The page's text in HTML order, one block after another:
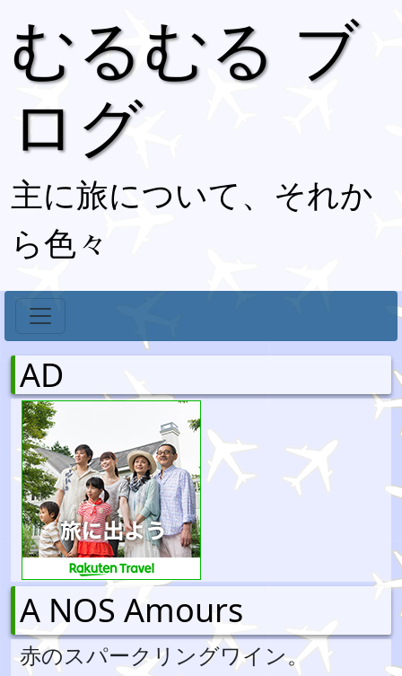
むるむる ブ
ログ
主に旅について、それか
ら色々
AD
A NOS Amours
赤のスパークリングワイン。